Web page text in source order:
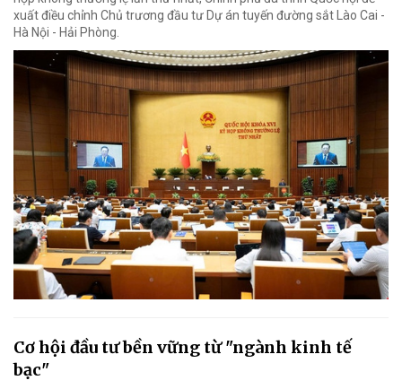
xuất điều chỉnh Chủ trương đầu tư Dự án tuyến đường sắt Lào Cai -
Hà Nội - Hải Phòng.
Cơ hội đầu tư bền vững từ "ngành kinh tế
bạc"